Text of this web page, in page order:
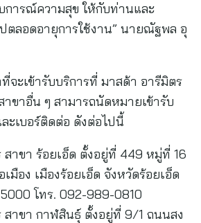
การณ์ความสุข ให้กับท่านและ
ตลอดอายุการใช้งาน” นายณัฐพล อุ
จะเข้ารับบริการที่ มาสด้า อารีมิตร
าขาอื่น ๆ สามารถนัดหมายเข้ารับ
ะเบอร์ติดต่อ ดังต่อไปนี้
สาขา ร้อยเอ็ด ตั้งอยู่ที่ 449 หมู่ที่ 16
มือง เมืองร้อยเอ็ด จังหวัดร้อยเอ็ด
โทร. 092-989-0810
สาขา กาฬสินธุ์ ตั้งอยู่ที่ 9/1 ถนนสง